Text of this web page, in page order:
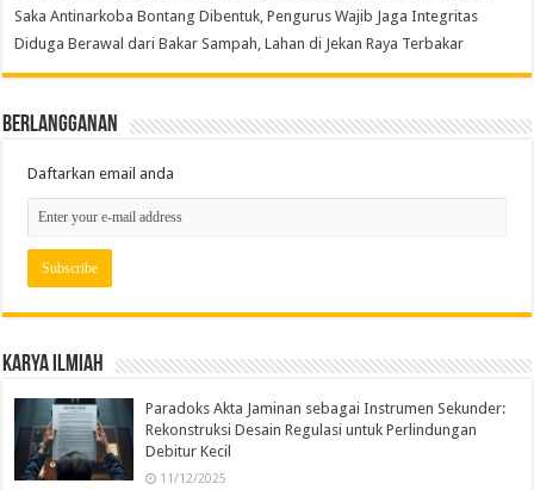
Saka Antinarkoba Bontang Dibentuk, Pengurus Wajib Jaga Integritas
Diduga Berawal dari Bakar Sampah, Lahan di Jekan Raya Terbakar
Berlangganan
Daftarkan email anda
Karya Ilmiah
Paradoks Akta Jaminan sebagai Instrumen Sekunder:
Rekonstruksi Desain Regulasi untuk Perlindungan
Debitur Kecil
11/12/2025